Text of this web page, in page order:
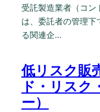
受託製造業者（コン
は、委託者の管理下
る関連企…
低リスク販
ド・リスク
ー）